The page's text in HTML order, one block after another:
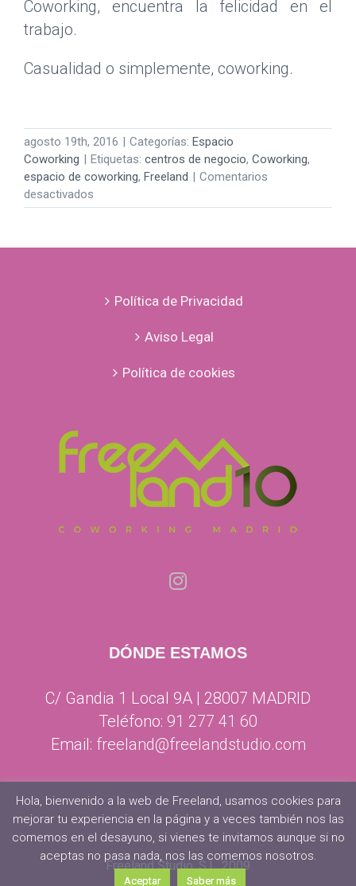
Coworking, encuentra la felicidad en el
trabajo.
Casualidad o simplemente, coworking.
agosto 19th, 2016 | Categorías: Espacio
Coworking | Etiquetas: centros de negocio, Coworking,
espacio de coworking, Freeland | Comentarios
desactivados
Diferencias
Espacios
Política de Privacidad
Aviso Legal
Política de cookies
DÓNDE ESTAMOS
C/ Gandia 1 Local 9A | 28007 MADRID
Teléfono: 91 277 41 60
Email: freeland@freelandstudio.com
Freeland Studio, S.L. 2009
Hola, bienvenido a la web de Freeland, usamos cookies para
mejorar tu experiencia en la página y a veces también nos las
comemos en el desayuno, si vienes te invitamos aunque si no
aceptas no pasa nada, nos las comemos nosotros.
Aceptar Saber más